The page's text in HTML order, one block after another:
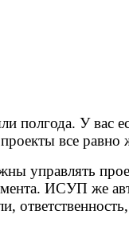
полгода. У вас
все
управлять
ИСУП же